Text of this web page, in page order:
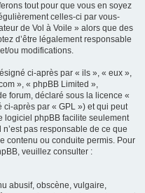
tout pour que vous en soyez
celles-ci par vous-
de Vol à Voile » alors que des
d’être légalement responsable
ou modifications.
ci-après par « ils », « eux »,
», « phpBB Limited »,
forum, déclaré sous la licence «
ci-après par « GPL ») et qui peut
logiciel phpBB facilite seulement
pas responsable de ce que
contenu ou conduite permis. Pour
veuillez consulter :
abusif, obscène, vulgaire,